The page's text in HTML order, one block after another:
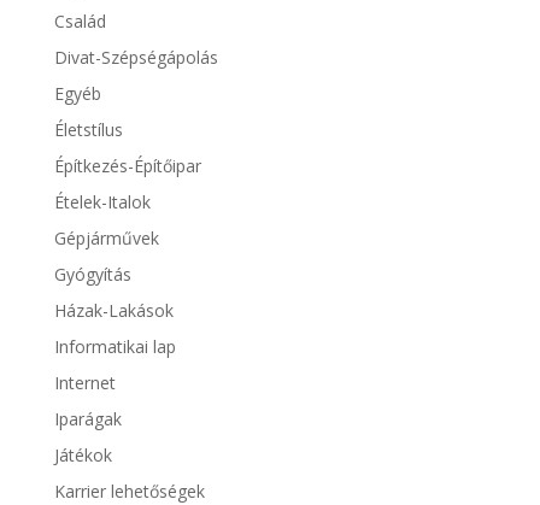
Család
Divat-Szépségápolás
Egyéb
Életstílus
Építkezés-Építőipar
Ételek-Italok
Gépjárművek
Gyógyítás
Házak-Lakások
Informatikai lap
Internet
Iparágak
Játékok
Karrier lehetőségek